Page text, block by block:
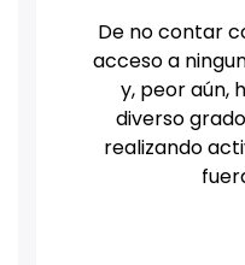
De no contar
acceso a
y, peor aún,
diverso
realizando